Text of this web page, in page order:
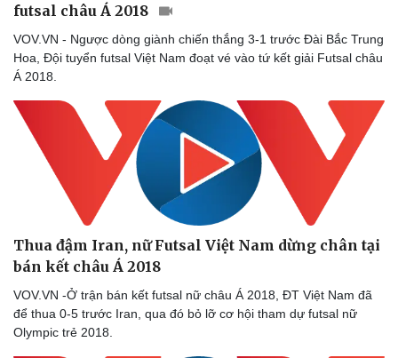
futsal châu Á 2018
VOV.VN - Ngược dòng giành chiến thắng 3-1 trước Đài Bắc Trung
Hoa, Đội tuyển futsal Việt Nam đoạt vé vào tứ kết giải Futsal châu
Á 2018.
Thua đậm Iran, nữ Futsal Việt Nam dừng chân tại
bán kết châu Á 2018
VOV.VN -Ở trận bán kết futsal nữ châu Á 2018, ĐT Việt Nam đã
để thua 0-5 trước Iran, qua đó bỏ lỡ cơ hội tham dự futsal nữ
Olympic trẻ 2018.